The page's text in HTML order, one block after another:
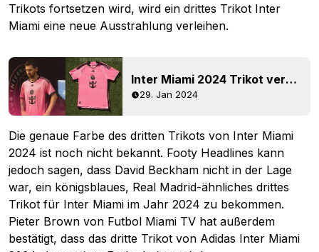
Trikots fortsetzen wird, wird ein drittes Trikot Inter
Miami eine neue Ausstrahlung verleihen.
Inter Miami 2024 Trikot veröffentlicht
29. Jan 2024
Die genaue Farbe des dritten Trikots von Inter Miami
2024 ist noch nicht bekannt. Footy Headlines kann
jedoch sagen, dass David Beckham nicht in der Lage
war, ein königsblaues, Real Madrid-ähnliches drittes
Trikot für Inter Miami im Jahr 2024 zu bekommen.
Pieter Brown von Futbol Miami TV hat außerdem
bestätigt, dass das dritte Trikot von Adidas Inter Miami